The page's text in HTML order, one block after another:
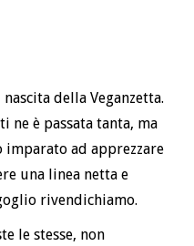
della Veganzetta.
ne è passata tanta, ma
ad apprezzare
una linea netta e
rivendichiamo.
le stesse, non